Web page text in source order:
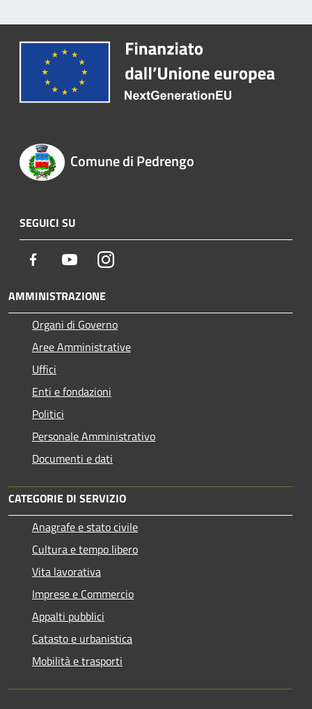
Comune di Pedrengo
SEGUICI SU
Facebook YoutubeInstagram
AMMINISTRAZIONE
Organi di Governo
Aree Amministrative
Uffici
Enti e fondazioni
Politici
Personale Amministrativo
Documenti e dati
CATEGORIE DI SERVIZIO
Anagrafe e stato civile
Cultura e tempo libero
Vita lavorativa
Imprese e Commercio
Appalti pubblici
Catasto e urbanistica
Mobilità e trasporti